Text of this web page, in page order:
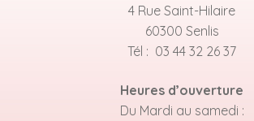
4 Rue Saint-Hilaire
60300 Senlis
Tél : 03 44 32 26 37
Heures d’ouverture
Du Mardi au samedi :